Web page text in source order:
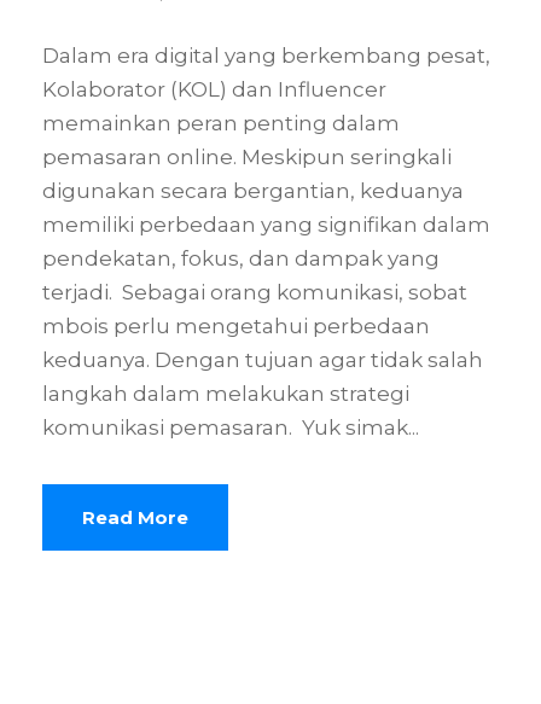
Dalam era digital yang berkembang pesat,
Kolaborator (KOL) dan Influencer
memainkan peran penting dalam
pemasaran online. Meskipun seringkali
digunakan secara bergantian, keduanya
memiliki perbedaan yang signifikan dalam
pendekatan, fokus, dan dampak yang
terjadi. Sebagai orang komunikasi, sobat
mbois perlu mengetahui perbedaan
keduanya. Dengan tujuan agar tidak salah
langkah dalam melakukan strategi
komunikasi pemasaran. Yuk simak...
Read More